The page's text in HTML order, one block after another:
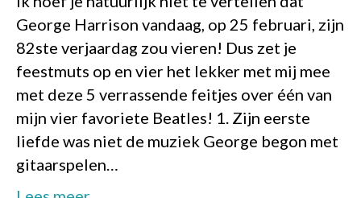
George Harrison vandaag, op 25 februari, zijn
82ste verjaardag zou vieren! Dus zet je
feestmuts op en vier het lekker met mij mee
met deze 5 verrassende feitjes over één van
mijn vier favoriete Beatles! 1. Zijn eerste
liefde was niet de muziek George begon met
gitaarspelen…